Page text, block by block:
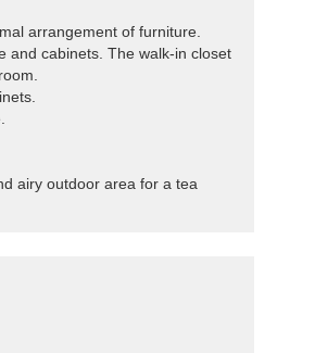
arrangement of furniture.
and cabinets. The walk-in closet
airy outdoor area for a tea